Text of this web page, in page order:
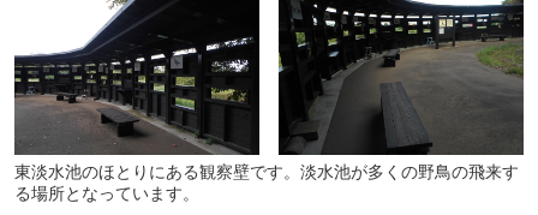
東淡水池のほとりにある観察壁です。淡水池が多くの野鳥の飛来す
る場所となっています。